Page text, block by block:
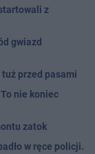
z
gwiazd
tuż przed pasami
nie koniec
zatok
w ręce policji.